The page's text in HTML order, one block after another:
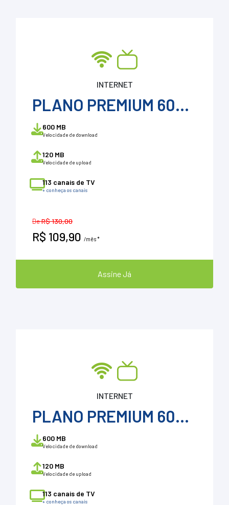
INTERNET
PLANO PREMIUM 600 + ConeSulTv
600 MB
Velocidade de download
120 MB
Velocidade de upload
113 canais de TV
+ conheça os canais
DeR$ 130,00
R$ 109,90 /mês *
Assine Já
INTERNET
PLANO PREMIUM 600 + ConeSul TV + VOD
600 MB
Velocidade de download
120 MB
Velocidade de upload
113 canais de TV
+ conheça os canais